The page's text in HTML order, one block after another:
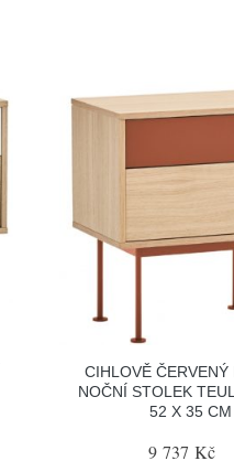
CIHLOVĚ ČERVENÝ
NOČNÍ STOLEK
52 X 35 CM
9 737 Kč